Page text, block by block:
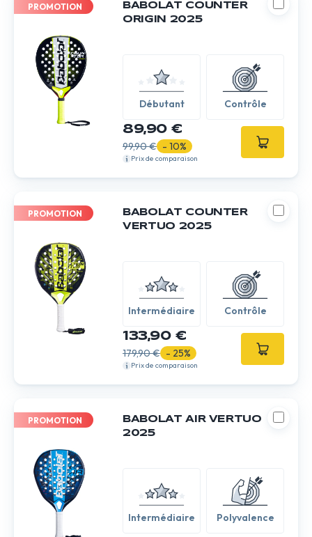
PROMOTION
BABOLAT COUNTER
ORIGIN 2025
Débutant Contrôle
89,90 €
99,90 € - 10%
Prix de comparaison
PROMOTION
BABOLAT COUNTER
VERTUO 2025
Intermédiaire Contrôle
133,90 €
179,90 € - 25%
Prix de comparaison
PROMOTION
BABOLAT AIR VERTUO
2025
Intermédiaire Polyvalence